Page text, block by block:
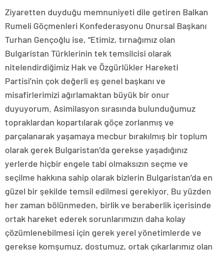
Ziyaretten duyduğu memnuniyeti dile getiren Balkan
Rumeli Göçmenleri Konfederasyonu Onursal Başkanı
Turhan Gençoğlu ise, “Etimiz, tırnağımız olan
Bulgaristan Türklerinin tek temsilcisi olarak
nitelendirdiğimiz Hak ve Özgürlükler Hareketi
Partisi’nin çok değerli eş genel başkanı ve
misafirlerimizi ağırlamaktan büyük bir onur
duyuyorum. Asimilasyon sırasında bulunduğumuz
topraklardan kopartılarak göçe zorlanmış ve
parçalanarak yaşamaya mecbur bırakılmış bir toplum
olarak gerek Bulgaristan’da gerekse yaşadığınız
yerlerde hiçbir engele tabi olmaksızın seçme ve
seçilme hakkına sahip olarak bizlerin Bulgaristan’da en
güzel bir şekilde temsil edilmesi gerekiyor. Bu yüzden
her zaman bölünmeden, birlik ve beraberlik içerisinde
ortak hareket ederek sorunlarımızın daha kolay
çözümlenebilmesi için gerek yerel yönetimlerde ve
gerekse komşumuz, dostumuz, ortak çıkarlarımız olan